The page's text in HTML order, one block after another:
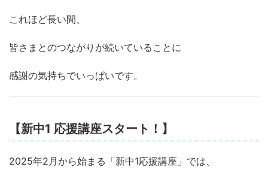
これほど長い間、
皆さまとのつながりが続いていることに
感謝の気持ちでいっぱいです。
【新中1 応援講座スタート！】
2025年2月から始まる「新中1応援講座」では、